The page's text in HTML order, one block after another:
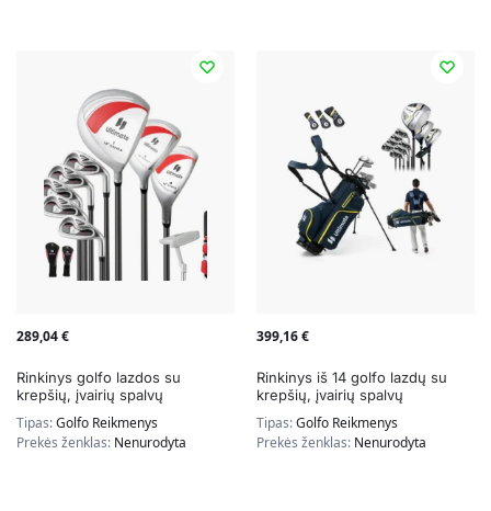
289,04€
Rinkinys golfo lazdos su
krepšių, įvairių spalvų
Tipas:Golfo Reikmenys
Prekės ženklas: Nenurodyta
399,16€
Rinkinys iš 14 golfo lazdų su
krepšių, įvairių spalvų
Tipas:Golfo Reikmenys
Prekės ženklas: Nenurodyta